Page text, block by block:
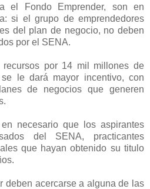
el Fondo Emprender, son en
si el grupo de emprendedores
del plan de negocio, no deben
por el SENA.
recursos por 14 mil millones de
le dará mayor incentivo, con
de negocios que generen
necesario que los aspirantes
del SENA, practicantes
que hayan obtenido su titulo
deben acercarse a alguna de las